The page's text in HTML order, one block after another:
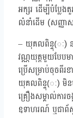
អក្សរ ដើម្បីបំប្លែ
លំនាំដើម (សញ្ញាស
– យុគលពិន្ទុ(ៈ)
វណ្ណយុត្តមួយបែបម
ប្រើសម្រាប់ចុចពី
យុគលពិន្ទុ(ៈ) មិន
គ្រឿងសម្គាល់ការ
ឧទាហរណ៍ ឬជាព័ស្